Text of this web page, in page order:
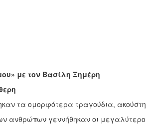
με τον Βασίλη Ξημέρη
τα ομορφότερα τραγούδια,
ανθρώπων γεννήθηκαν οι